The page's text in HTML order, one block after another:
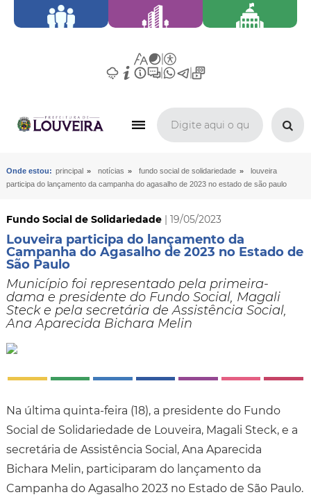
Onde estou: principal » notícias » fundo social de solidariedade »
louveira
participa do lançamento da campanha do agasalho de 2023 no estado de são paulo
Fundo Social de Solidariedade| 19/05/2023
Louveira participa do lançamento da
Campanha do Agasalho de 2023 no Estado de
São Paulo
Município foi representado pela primeira-
dama e presidente do Fundo Social, Magali
Steck e pela secretária de Assistência Social,
Ana Aparecida Bichara Melin
Na última quinta-feira (18), a presidente do Fundo
Social de Solidariedade de Louveira, Magali Steck, e a
secretária de Assistência Social, Ana Aparecida
Bichara Melin, participaram do lançamento da
Campanha do Agasalho 2023 no Estado de São Paulo.